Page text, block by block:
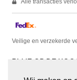
Veilige en verzekerde
BLIJF OP DE